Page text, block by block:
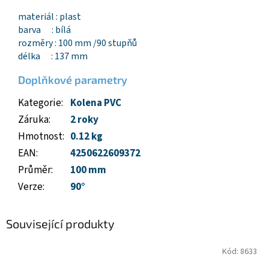
materiál : plast
barva : bílá
rozměry : 100 mm /90 stupňů
délka : 137 mm
Doplňkové parametry
Kategorie: Kolena PVC
Záruka:
2 roky
Hmotnost: 0.12 kg
EAN:
4250622609372
Průměr:
100 mm
Verze: 90°
Související produkty
Kód: 8633